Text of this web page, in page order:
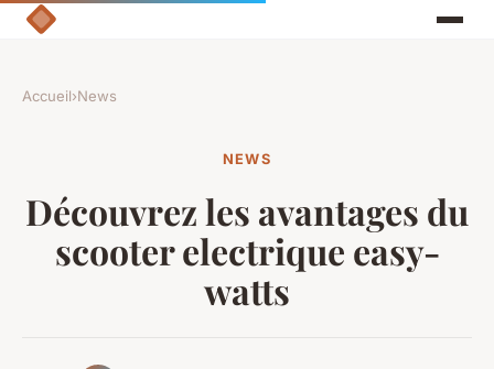
Accueil›News
NEWS
Découvrez les avantages du
scooter electrique easy-
watts